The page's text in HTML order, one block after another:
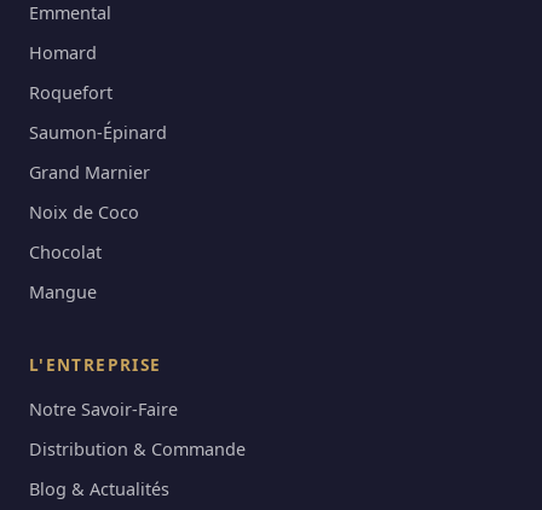
Emmental
Homard
Roquefort
Saumon-Épinard
Grand Marnier
Noix de Coco
Chocolat
Mangue
L'ENTREPRISE
Notre Savoir-Faire
Distribution & Commande
Blog & Actualités